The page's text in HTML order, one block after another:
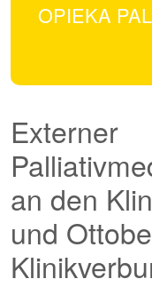
OPIEKA
Externer
an den
und